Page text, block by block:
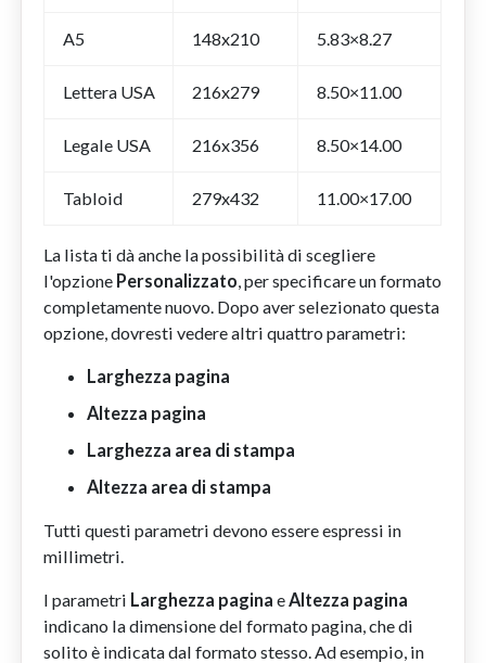
A5 148x210 5.83×8.27
Lettera USA 216x279 8.50×11.00
Legale USA 216x356 8.50×14.00
Tabloid 279x432 11.00×17.00
La lista ti dà anche la possibilità di scegliere
l'opzione Personalizzato, per specificare un formato
completamente nuovo. Dopo aver selezionato questa
opzione, dovresti vedere altri quattro parametri:
Larghezza pagina
Altezza pagina
Larghezza area di stampa
Altezza area di stampa
Tutti questi parametri devono essere espressi in
millimetri.
I parametri Larghezza pagina eAltezza pagina
indicano la dimensione del formato pagina, che di
solito è indicata dal formato stesso. Ad esempio, in